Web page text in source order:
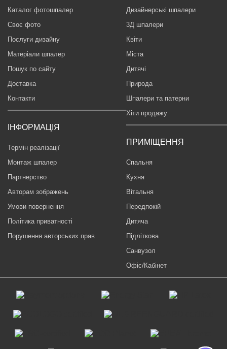
Каталог фотошпалер
Своє фото
Послуги дизайну
Матеріали шпалер
Пошук по сайту
Доставка
Контакти
ІНФОРМАЦІЯ
Термін реалізації
Монтаж шпалер
Партнерство
Авторам зображень
Умови повернення
Політика приватності
Порушення авторських прав
Дизайнерські шпалери
3Д шпалери
Квіти
Міста
Дитячі
Природа
Шпалери та патерни
Хіти продажу
ПРИМІЩЕННЯ
Спальня
Кухня
Вітальня
Передпокій
Дитяча
Підліткова
Санвузол
Офіс/Кабінет